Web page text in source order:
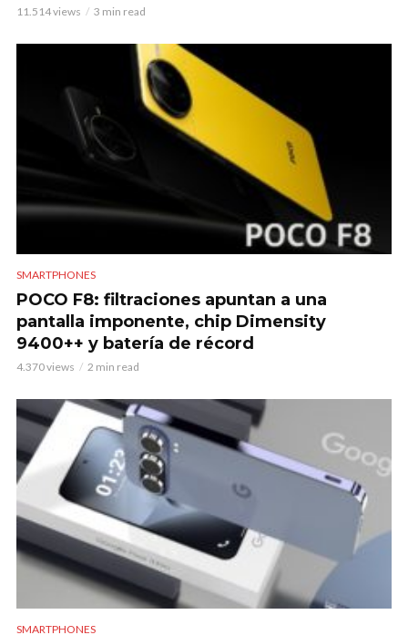
11.514 views 3 min read
SMARTPHONES
POCO F8: filtraciones apuntan a una
pantalla imponente, chip Dimensity
9400++ y batería de récord
4.370 views 2 min read
SMARTPHONES